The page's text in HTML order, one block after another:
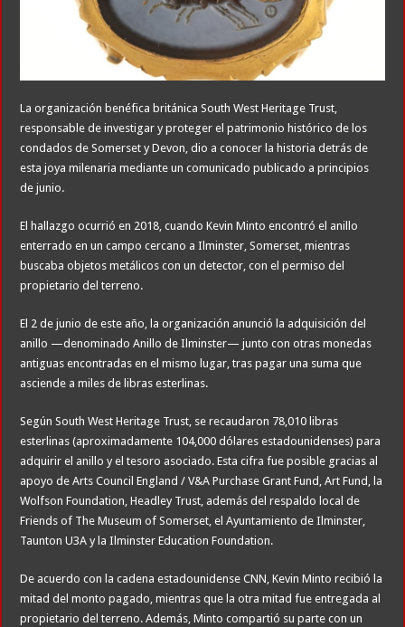
La organización benéfica británica South West Heritage Trust,
responsable de investigar y proteger el patrimonio histórico de los
condados de Somerset y Devon, dio a conocer la historia detrás de
esta joya milenaria mediante un comunicado publicado a principios
de junio.
El hallazgo ocurrió en 2018, cuando Kevin Minto encontró el anillo
enterrado en un campo cercano a Ilminster, Somerset, mientras
buscaba objetos metálicos con un detector, con el permiso del
propietario del terreno.
El 2 de junio de este año, la organización anunció la adquisición del
anillo —denominado Anillo de Ilminster— junto con otras monedas
antiguas encontradas en el mismo lugar, tras pagar una suma que
asciende a miles de libras esterlinas.
Según South West Heritage Trust, se recaudaron 78,010 libras
esterlinas (aproximadamente 104,000 dólares estadounidenses) para
adquirir el anillo y el tesoro asociado. Esta cifra fue posible gracias al
apoyo de Arts Council England / V&A Purchase Grant Fund, Art Fund, la
Wolfson Foundation, Headley Trust, además del respaldo local de
Friends of The Museum of Somerset, el Ayuntamiento de Ilminster,
Taunton U3A y la Ilminster Education Foundation.
De acuerdo con la cadena estadounidense CNN, Kevin Minto recibió la
mitad del monto pagado, mientras que la otra mitad fue entregada al
propietario del terreno. Además, Minto compartió su parte con un